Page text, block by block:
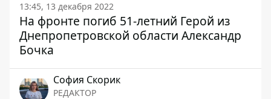
13:45, 13 декабря 2022
На фронте погиб 51-летний Герой из
Днепропетровской области Александр
Бочка
София Скорик
РЕДАКТОР